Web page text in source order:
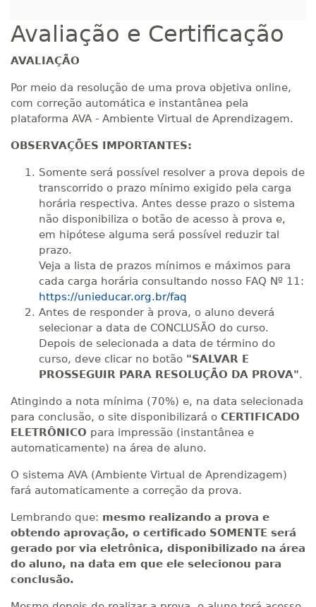
Matricular
420 H 53dias 150 dias
R$ 2.082,12
dias dias
R$ 2.240,16
Matricular
Avaliação e Certificação
AVALIAÇÃO
Por meio da resolução de uma prova objetiva online,
com correção automática e instantânea pela
plataforma AVA - Ambiente Virtual de Aprendizagem.
OBSERVAÇÕES IMPORTANTES:
Somente será possível resolver a prova depois de
transcorrido o prazo mínimo exigido pela carga
horária respectiva. Antes desse prazo o sistema
não disponibiliza o botão de acesso à prova e,
em hipótese alguma será possível reduzir tal
prazo.
Veja a lista de prazos mínimos e máximos para
cada carga horária consultando nosso FAQ Nº 11:
https://unieducar.org.br/faq
Antes de responder à prova, o aluno deverá
selecionar a data de CONCLUSÃO do curso.
Depois de selecionada a data de término do
curso, deve clicar no botão "SALVAR E
PROSSEGUIR PARA RESOLUÇÃO DA PROVA".
Atingindo a nota mínima (70%) e, na data selecionada
para conclusão, o site disponibilizará o CERTIFICADO
ELETRÔNICO para impressão (instantânea e
automaticamente) na área de aluno.
O sistema AVA (Ambiente Virtual de Aprendizagem)
fará automaticamente a correção da prova.
Lembrando que: mesmo realizando a prova e
obtendo aprovação, o certificado SOMENTE será
gerado por via eletrônica, disponibilizado na área
do aluno, na data em que ele selecionou para
conclusão.